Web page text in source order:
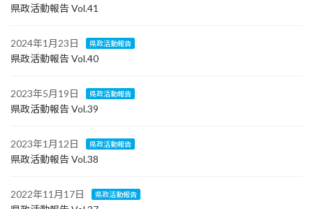
県政活動報告 Vol.41
2024年1月23日 県政活動報告
県政活動報告 Vol.40
2023年5月19日 県政活動報告
県政活動報告 Vol.39
2023年1月12日 県政活動報告
県政活動報告 Vol.38
2022年11月17日 県政活動報告